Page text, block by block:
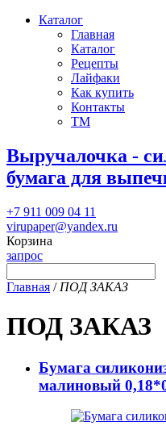
Каталог
Главная
Каталог
Рецепты
Лайфаки
Как купить
Контакты
ТМ
Выручалочка -
бумага для
+7 911 009 04 11
virupaper@yandex.ru
Корзина
запрос
Главная / ПОД ЗАКАЗ
ПОД ЗАКАЗ
Бумага
малиновый